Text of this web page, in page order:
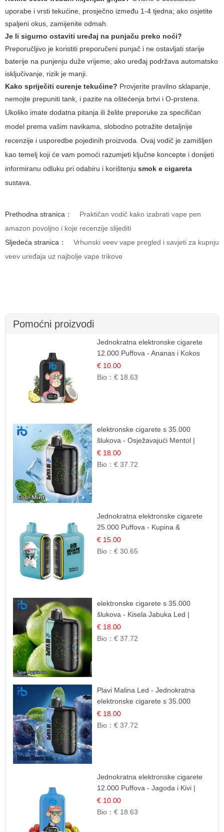
uporabe i vrsti tekućine, prosječno između 1-4 tjedna; ako osjetite
spaljeni okus, zamijenite odmah.
Je li sigurno ostaviti uređaj na punjaču preko noći?
Preporučljivo je koristiti preporučeni punjač i ne ostavljati starije
baterije na punjenju duže vrijeme; ako uređaj podržava automatsko
isključivanje, rizik je manji.
Kako spriječiti curenje tekućine? Provjerite pravilno sklapanje,
nemojte prepuniti tank, i pazite na oštećenja brtvi i O-prstena.
Ukoliko imate dodatna pitanja ili želite preporuke za specifičan
model prema vašim navikama, slobodno potražite detaljnije
recenzije i usporedbe pojedinih proizvoda. Ovaj vodič je zamišljen
kao temelj koji će vam pomoći razumjeti ključne koncepte i donijeti
informiranu odluku pri odabiru i korištenju smok e cigareta
sustava.
Prethodna stranica：
Praktičan vodič kako izabrati vape pen
amazon povoljno i koje recenzije slijediti
Sljedeća stranica：
Vrhunski veev vape pregled i savjeti za kupnju
veev uređaja uz najbolje vape trikove
Pomoćni proizvodi
Jednokratna elektronske cigarete
12.000 Puffova - Ananas i Kokos
Sladoled | Tropski Desert
€ 10.00
Bio：€ 18.63
elektronske cigarete s 35.000
šlukova - Osježavajući Mentol |
Čista i Svježa Okus
€ 18.00
Bio：€ 37.72
Jednokratna elektronske cigarete
25.000 Puffova - Kupina &
Borovnica | Šumska Voćna
Mješavina
€ 15.00
Bio：€ 30.65
elektronske cigarete s 35.000
šlukova - Kisela Jabuka Led |
Osježavajući Kiselo-Slatki Okus
€ 18.00
Bio：€ 37.72
Plavi Malina Led - Jednokratna
elektronske cigarete s 35.000
šlukova | IBVape
€ 18.00
Bio：€ 37.72
Jednokratna elektronske cigarete
12.000 Puffova - Jagoda i Kivi |
Sočna Voćna Kombinacija
€ 10.00
Bio：€ 18.63